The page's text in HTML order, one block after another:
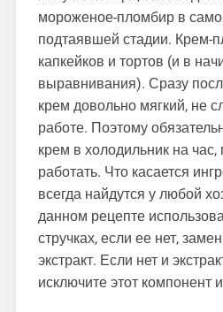
мороженое-пломбир в
подтаявшей стадии. Крем-
капкейков и тортов (и в
выравнивания). Сразу
крем довольно мягкий, не
работе. Поэтому
крем в холодильник на час,
работать. Что касается
всегда найдутся у любой
данном рецепте
стручках, если ее нет,
экстракт. Если нет и
исключите этот компонент